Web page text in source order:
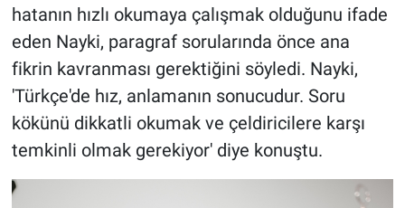
hatanın hızlı okumaya çalışmak olduğunu ifade
eden Nayki, paragraf sorularında önce ana
fikrin kavranması gerektiğini söyledi. Nayki,
'Türkçe'de hız, anlamanın sonucudur. Soru
kökünü dikkatli okumak ve çeldiricilere karşı
temkinli olmak gerekiyor' diye konuştu.